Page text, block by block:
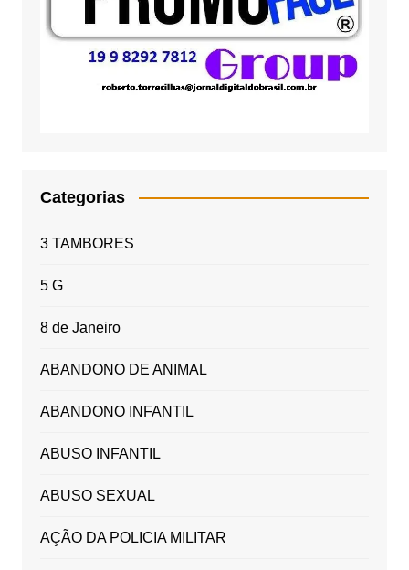
Categorias
3 TAMBORES
5 G
8 de Janeiro
ABANDONO DE ANIMAL
ABANDONO INFANTIL
ABUSO INFANTIL
ABUSO SEXUAL
AÇÃO DA POLICIA MILITAR